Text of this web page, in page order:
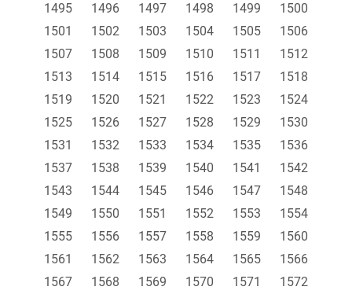
1495
1496 1497 1498 1499
1500
1501
1502 1503 1504 1505
1506
1507
1508 1509 1510 1511
1512
1513
1514 1515 1516 1517
1518
1519
1520 1521 1522 1523
1524
1525
1526 1527 1528 1529
1530
1531
1532 1533 1534 1535
1536
1537
1538 1539 1540 1541
1542
1543
1544 1545 1546 1547
1548
1549
1550 1551 1552 1553
1554
1555
1556 1557 1558 1559
1560
1561
1562 1563 1564 1565
1566
1567
1568 1569 1570 1571
1572